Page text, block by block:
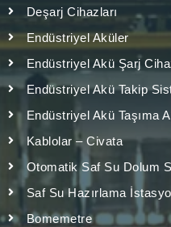
Deşarj Cihazları
Endüstriyel Aküler
Endüstriyel Akü Şarj
Endüstriyel Akü Takip
Endüstriyel Akü Taşıma
Kablolar – Civata
Otomatik Saf Su Dolum
Saf Su Hazırlama
Bomemetre